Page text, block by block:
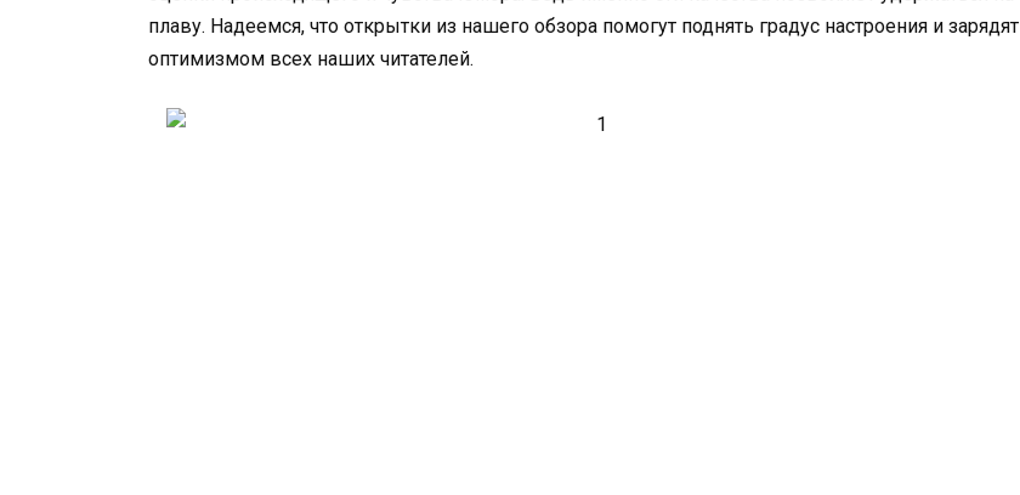
плаву. Надеемся, что открытки из нашего обзора помогут поднять градус настроения и зарядят
оптимизмом всех наших читателей.